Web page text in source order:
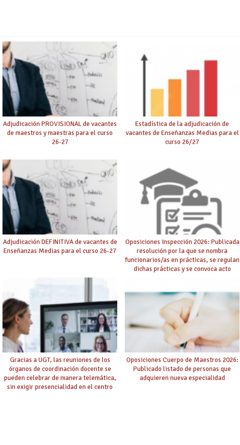
Adjudicación PROVISIONAL de vacantes
de maestros y maestras para el curso
26-27
Estadística de la adjudicación de
vacantes de Enseñanzas Medias para el
curso 26/27
Adjudicación DEFINITIVA de vacantes de
Enseñanzas Medias para el curso 26-27
Oposiciones Inspección 2026: Publicada
resolución por la que se nombra
funcionarios/as en prácticas, se regulan
dichas prácticas y se convoca acto
Gracias a UGT, las reuniones de los
órganos de coordinación docente se
pueden celebrar de manera telemática,
sin exigir presencialidad en el centro
Oposiciones Cuerpo de Maestros 2026:
Publicado listado de personas que
adquieren nueva especialidad